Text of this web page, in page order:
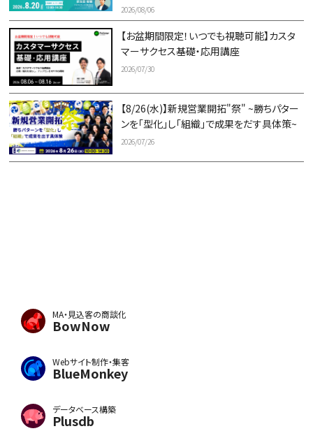
2026/08/06
【お盆期間限定！いつでも視聴可能】カスタ
マーサクセス基礎・応用講座
2026/07/30
【8/26(水)】新規営業開拓"祭" ~勝ちパター
ンを「型化」し「組織」で成果をだす具体策~
2026/07/26
MA・見込客の商談化
BowNow
Webサイト制作・集客
BlueMonkey
データベース構築
Plusdb